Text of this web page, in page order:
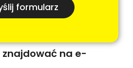
formularz
znajdować na e-